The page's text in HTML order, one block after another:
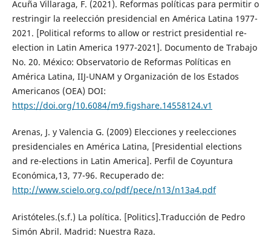
Acuña Villaraga, F. (2021). Reformas políticas para permitir o
restringir la reelección presidencial en América Latina 1977-
2021. [Political reforms to allow or restrict presidential re-
election in Latin America 1977-2021]. Documento de Trabajo
No. 20. México: Observatorio de Reformas Políticas en
América Latina, IIJ-UNAM y Organización de los Estados
Americanos (OEA) DOI:
https://doi.org/10.6084/m9.figshare.14558124.v1
Arenas, J. y Valencia G. (2009) Elecciones y reelecciones
presidenciales en América Latina, [Presidential elections
and re-elections in Latin America]. Perfil de Coyuntura
Económica,13, 77-96. Recuperado de:
http://www.scielo.org.co/pdf/pece/n13/n13a4.pdf
Aristóteles.(s.f.) La política. [Politics].Traducción de Pedro
Simón Abril. Madrid: Nuestra Raza.